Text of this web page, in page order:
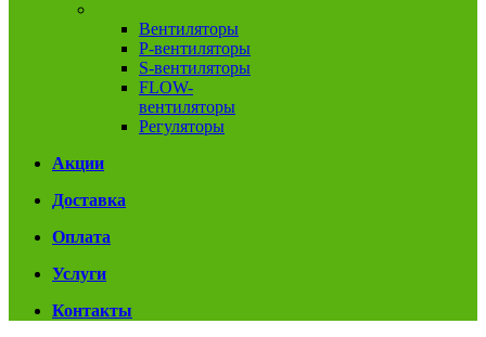
Вентиляторы
P-вентиляторы
S-вентиляторы
FLOW-
вентиляторы
Регуляторы
Акции
Доставка
Оплата
Услуги
Контакты